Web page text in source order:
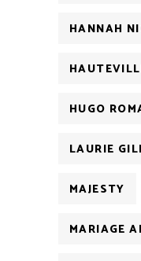
HANNAH
HUGO
LAURIE
MAJESTY
MARIAGE